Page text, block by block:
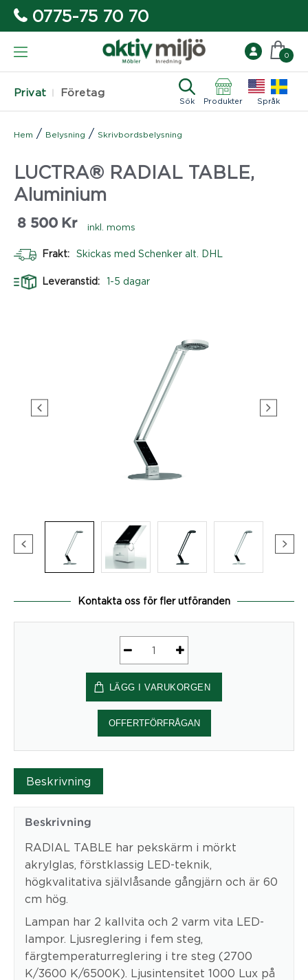
0775-75 70 70
Privat Företag
Sök Produkter Språk
0
Hem / Belysning / Skrivbordsbelysning
LUCTRA® RADIAL TABLE,
Aluminium
8 500 Kr inkl. moms
Frakt: Skickas med Schenker alt. DHL
Leveranstid: 1-5 dagar
Kontakta oss för fler utföranden
LUCTRA®
RADIAL
TABLE,
Aluminium
mängd
LÄGG I VARUKORGEN
OFFERTFÖRFRÅGAN
Beskrivning
Beskrivning
RADIAL TABLE har pekskärm i mörkt
akrylglas, förstklassig LED-teknik,
högkvalitativa självlåsande gångjärn och är 60
cm hög.
Lampan har 2 kallvita och 2 varm vita LED-
lampor. Ljusreglering i fem steg,
färgtemperaturreglering i tre steg (2700
K/3600 K/6500K). Ljusintensitet 1000 Lux på